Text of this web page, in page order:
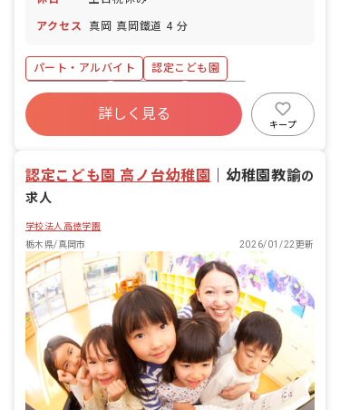
アクセス 真岡 真岡鐵道 4 分
パート・アルバイト
認定こども園
社会保険完備
土日祝休み
車通勤可
駅近5分以内 交通費支給
詳しく見る
キープ
認定こども園 高ノ台幼稚園 幼稚園教諭の
求人
学校法人高徳学園
栃木県/真岡市
2026/01/22更新